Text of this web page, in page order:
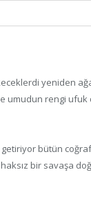
yeniden
umudun rengi
getiriyor bütün
bir savaşa